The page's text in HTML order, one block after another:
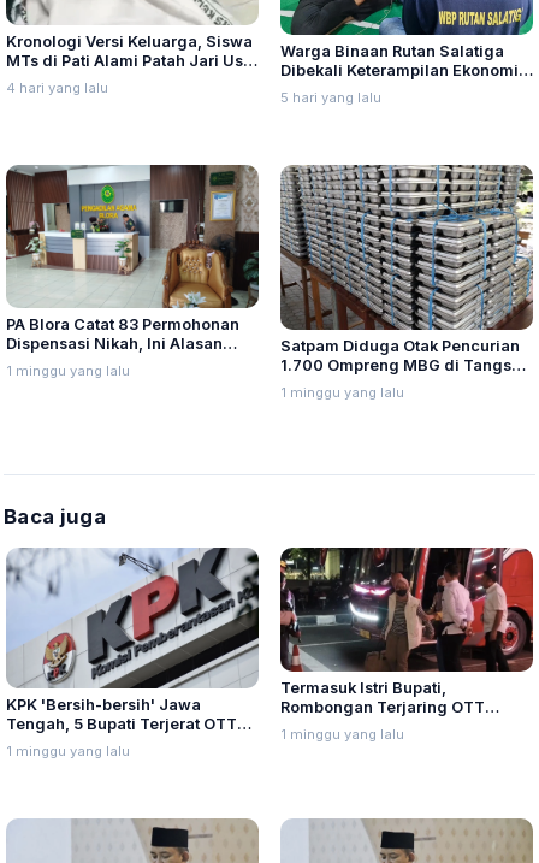
Kronologi Versi Keluarga, Siswa
MTs di Pati Alami Patah Jari Usai
Diduga Jadi Korban Bullying
4 hari yang lalu
Warga Binaan Rutan Salatiga
Dibekali Keterampilan Ekonomi
Kreatif
5 hari yang lalu
PA Blora Catat 83 Permohonan
Dispensasi Nikah, Ini Alasan
yang Paling Banyak Diajukan
1 minggu yang lalu
Satpam Diduga Otak Pencurian
1.700 Ompreng MBG di Tangsel,
Tes Urine Positif Narkoba
1 minggu yang lalu
Baca juga
KPK 'Bersih-bersih' Jawa
Tengah, 5 Bupati Terjerat OTT
Sepanjang 2026
1 minggu yang lalu
Termasuk Istri Bupati,
Rombongan Terjaring OTT
Pemalang Tiba di Gedung KPK
1 minggu yang lalu